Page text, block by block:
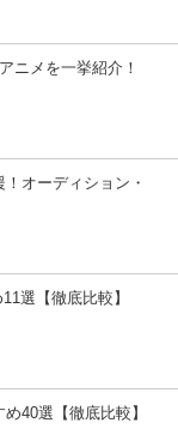
ニメを一挙紹介！
オーディション・
選【徹底比較】
40選【徹底比較】